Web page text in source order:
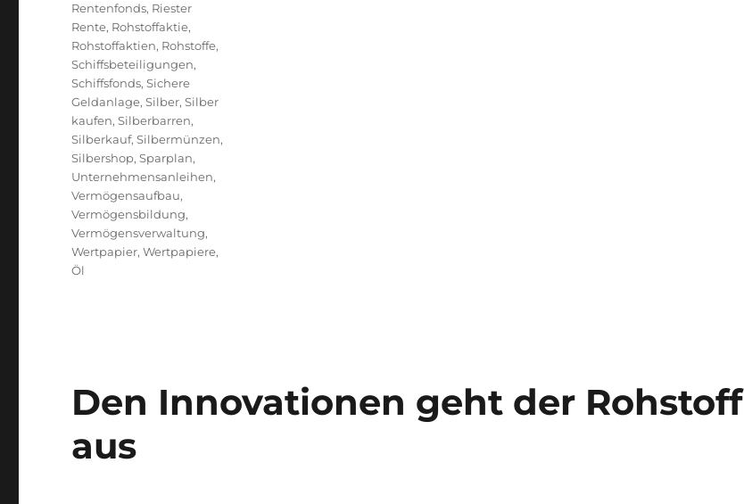
Rentenfonds, Riester
Rente, Rohstoffaktie,
Rohstoffaktien, Rohstoffe,
Schiffsbeteiligungen,
Schiffsfonds,Sichere
Geldanlage,Silber,Silber
kaufen,Silberbarren,
Silberkauf,Silbermünzen,
Silbershop,Sparplan,
Unternehmensanleihen,
Vermögensaufbau,
Vermögensbildung,
Vermögensverwaltung,
Wertpapier,Wertpapiere,
Öl
Den Innovationen geht der Rohstoff
aus